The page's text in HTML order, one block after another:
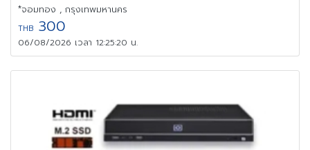
*จอมทอง , กรุงเทพมหานคร
THB 300
06/08/2026 เวลา 12:25:20 น.